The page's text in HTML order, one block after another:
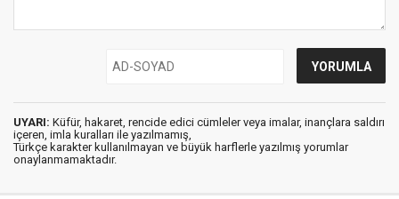
UYARI: Küfür, hakaret, rencide edici cümleler veya imalar, inançlara saldırı
içeren, imla kuralları ile yazılmamış,
Türkçe karakter kullanılmayan ve büyük harflerle yazılmış yorumlar
onaylanmamaktadır.